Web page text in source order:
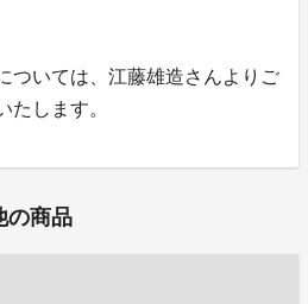
ついては、江藤雄造さんよりご
たします。
の商品